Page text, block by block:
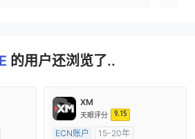
的用户还浏览了..
XM
天眼评分 9.15
ECN账户
15-20年